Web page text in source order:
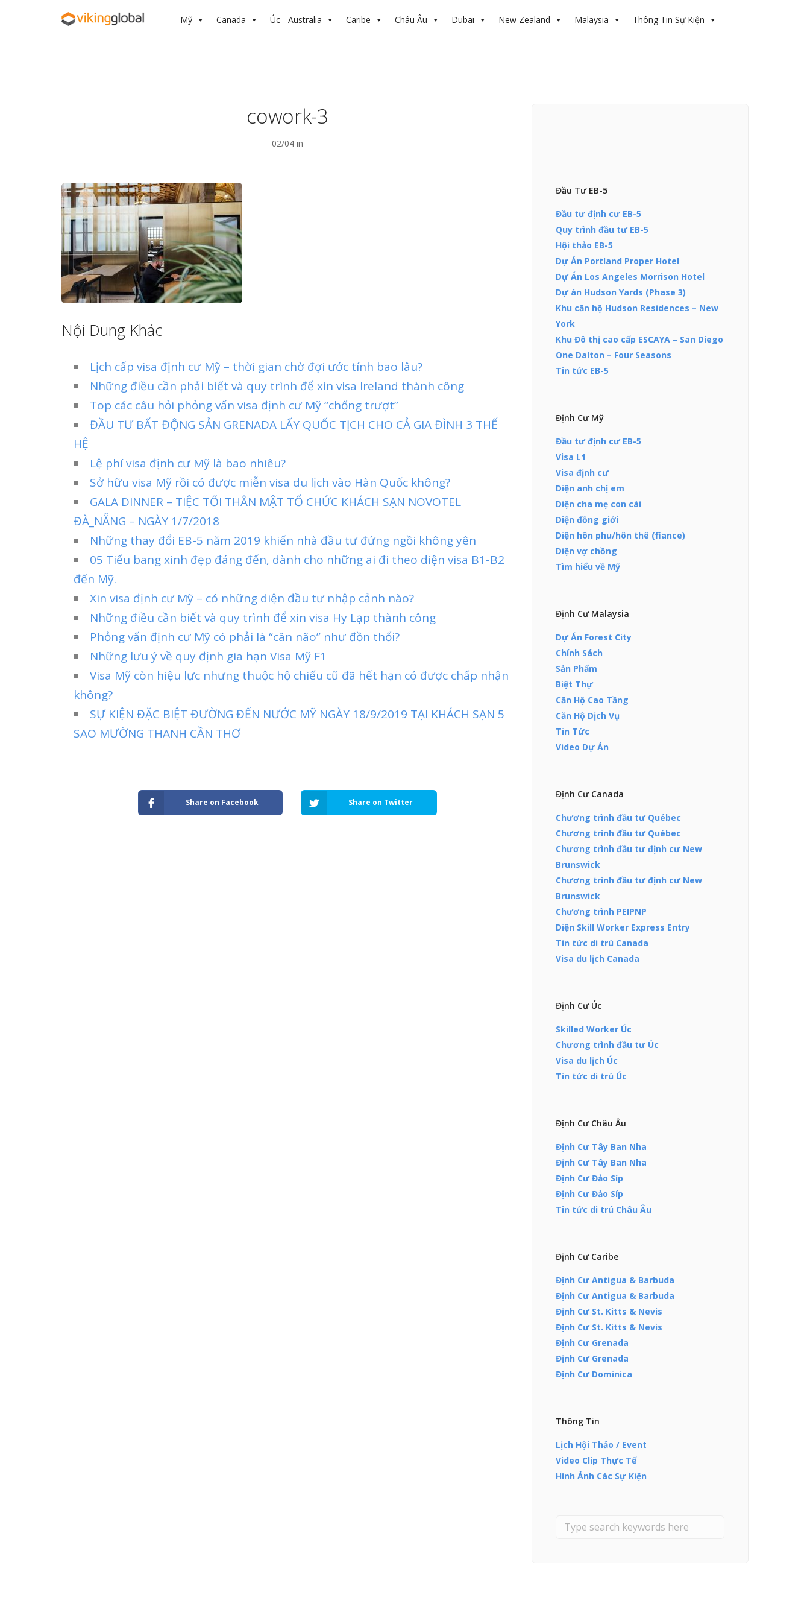
Mỹ Canada Úc - Australia Caribe Châu Âu Dubai New Zealand Malaysia Thông Tin Sự Kiện
cowork-3
02/04 in
Nội Dung Khác
Lịch cấp visa định cư Mỹ – thời gian chờ đợi ước tính bao lâu?
Những điều cần phải biết và quy trình để xin visa Ireland thành công
Top các câu hỏi phỏng vấn visa định cư Mỹ “chống trượt”
ĐẦU TƯ BẤT ĐỘNG SẢN GRENADA LẤY QUỐC TỊCH CHO CẢ GIA ĐÌNH 3 THẾ
HỆ
Lệ phí visa định cư Mỹ là bao nhiêu?
Sở hữu visa Mỹ rồi có được miễn visa du lịch vào Hàn Quốc không?
GALA DINNER – TIỆC TỐI THÂN MẬT TỔ CHỨC KHÁCH SẠN NOVOTEL
ĐÀ_NẴNG – NGÀY 1/7/2018
Những thay đổi EB-5 năm 2019 khiến nhà đầu tư đứng ngồi không yên
05 Tiểu bang xinh đẹp đáng đến, dành cho những ai đi theo diện visa B1-B2
đến Mỹ.
Xin visa định cư Mỹ – có những diện đầu tư nhập cảnh nào?
Những điều cần biết và quy trình để xin visa Hy Lạp thành công
Phỏng vấn định cư Mỹ có phải là “cân não” như đồn thổi?
Những lưu ý về quy định gia hạn Visa Mỹ F1
Visa Mỹ còn hiệu lực nhưng thuộc hộ chiếu cũ đã hết hạn có được chấp nhận
không?
SỰ KIỆN ĐẶC BIỆT ĐƯỜNG ĐẾN NƯỚC MỸ NGÀY 18/9/2019 TẠI KHÁCH SẠN 5
SAO MƯỜNG THANH CẦN THƠ
Share on Facebook Share on Twitter
Đầu Tư EB-5
Đầu tư định cư EB-5
Quy trình đầu tư EB-5
Hội thảo EB-5
Dự Án Portland Proper Hotel
Dự Án Los Angeles Morrison Hotel
Dự án Hudson Yards (Phase 3)
Khu căn hộ Hudson Residences – New
York
Khu Đô thị cao cấp ESCAYA – San Diego
One Dalton – Four Seasons
Tin tức EB-5
Định Cư Mỹ
Đầu tư định cư EB-5
Visa L1
Visa định cư
Diện anh chị em
Diện cha mẹ con cái
Diện đồng giới
Diện hôn phu/hôn thê (fiance)
Diện vợ chồng
Tìm hiểu về Mỹ
Định Cư Malaysia
Dự Án Forest City
Chính Sách
Sản Phẩm
Biệt Thự
Căn Hộ Cao Tầng
Căn Hộ Dịch Vụ
Tin Tức
Video Dự Án
Định Cư Canada
Chương trình đầu tư Québec
Chương trình đầu tư Québec
Chương trình đầu tư định cư New
Brunswick
Chương trình đầu tư định cư New
Brunswick
Chương trình PEIPNP
Diện Skill Worker Express Entry
Tin tức di trú Canada
Visa du lịch Canada
Định Cư Úc
Skilled Worker Úc
Chương trình đầu tư Úc
Visa du lịch Úc
Tin tức di trú Úc
Định Cư Châu Âu
Định Cư Tây Ban Nha
Định Cư Tây Ban Nha
Định Cư Đảo Síp
Định Cư Đảo Síp
Tin tức di trú Châu Âu
Định Cư Caribe
Định Cư Antigua & Barbuda
Định Cư Antigua & Barbuda
Định Cư St. Kitts & Nevis
Định Cư St. Kitts & Nevis
Định Cư Grenada
Định Cư Grenada
Định Cư Dominica
Thông Tin
Lịch Hội Thảo / Event
Video Clip Thực Tế
Hình Ảnh Các Sự Kiện